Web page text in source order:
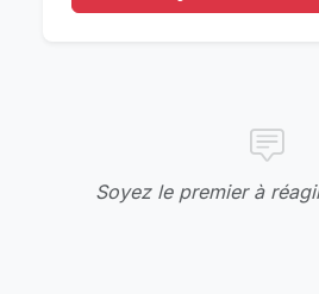
Soyez le premier à